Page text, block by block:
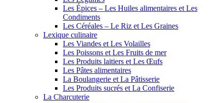
Les Épices – Les Huiles alimentaires et Les
Condiments
Les Céréales – Le Riz et Les Graines
Lexique culinaire
Les Viandes et Les Volailles
Les Poissons et Les Fruits de mer
Les Produits laitiers et Les Œufs
Les Pâtes alimentaires
La Boulangerie et La Pâtisserie
Les Produits sucrés et La Confiserie
La Charcuterie